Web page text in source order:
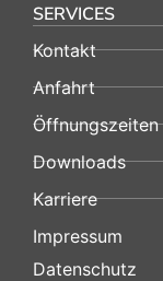
SERVICES
Kontakt
Anfahrt
Öffnungszeiten
Downloads
Karriere
Impressum
Datenschutz